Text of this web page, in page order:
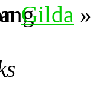
Gilda